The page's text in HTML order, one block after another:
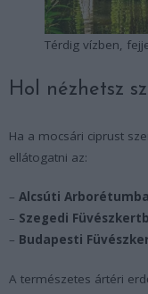
Térdig vízben,
Hol nézhetsz
Ha a mocsári ciprust
ellátogatni az:
– Alcsúti Arborétumba
– Szegedi
– Budapesti
A természetes ártéri